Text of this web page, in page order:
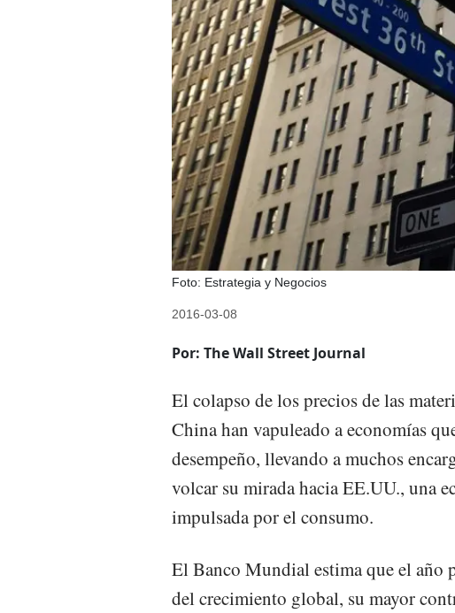
Foto: Estrategia y Negocios
2016-03-08
Por: The Wall Street Journal
El colapso de los precios de las
China han vapuleado a economías
desempeño, llevando a muchos
volcar su mirada hacia EE.UU., una
impulsada por el consumo.
El Banco Mundial estima que el año
del crecimiento global, su mayor